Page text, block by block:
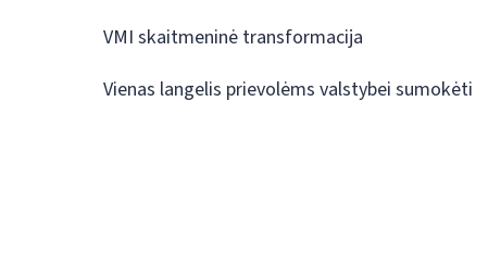
VMI skaitmeninė transformacija
Vienas langelis prievolėms valstybei sumokėti